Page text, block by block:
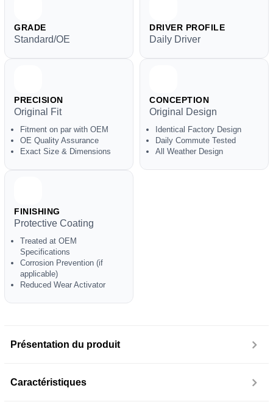
GRADE
Standard/OE
DRIVER PROFILE
Daily Driver
PRECISION
Original Fit
Fitment on par with OEM
OE Quality Assurance
Exact Size & Dimensions
CONCEPTION
Original Design
Identical Factory Design
Daily Commute Tested
All Weather Design
FINISHING
Protective Coating
Treated at OEM
Specifications
Corrosion Prevention (if
applicable)
Reduced Wear Activator
Présentation du produit
Caractéristiques